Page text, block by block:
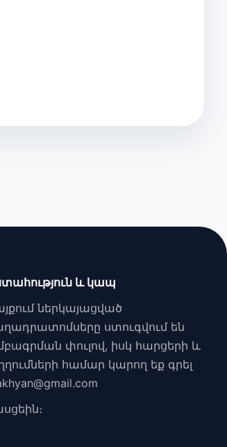
և կապ
ներկայացված
ստուգվում են
փուլով, իսկ հարցերի և
համար կարող եք գրել